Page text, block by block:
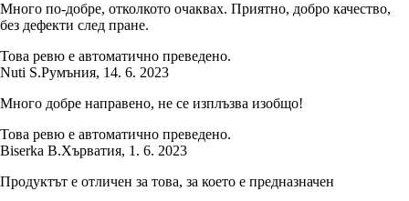
Много по-добре, отколкото очаквах. Приятно, добро качество,
без дефекти след пране.
Това ревю е автоматично преведено.
Nuti S.Румъния, 14. 6. 2023
Много добре направено, не се изплъзва изобщо!
Това ревю е автоматично преведено.
Biserka B.Хърватия, 1. 6. 2023
Продуктът е отличен за това, за което е предназначен